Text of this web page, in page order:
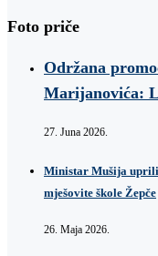
Foto priče
Održana
Marijanovića:
27. Juna 2026.
Ministar Mušija
mješovite škole Žepče
26. Maja 2026.